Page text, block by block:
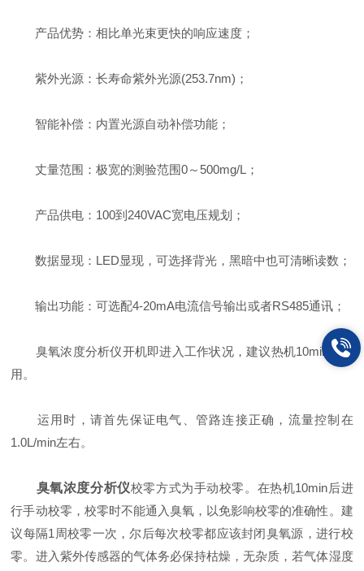
产品优势：相比单光束更快的响应速度；
紫外光源：长寿命紫外光源(253.7nm)；
智能补偿：内置光源自动补偿功能；
丈量范围：极宽的测验范围0～500mg/L；
产品供电：100到240VAC宽电压规划；
数据显现：LED显现，可选择背光，黑暗中也可清晰读数；
输出功能：可选配4-20mA电流信号输出或者RS485通讯；
臭氧浓度分析仪开机即进入工作状况，建议热机10min后运
用。
运用时，请首先保证电气、管路连接正确，流量控制在
1.0L/min左右。
臭氧浓度分析仪校零方式为手动校零。在热机10min后进
行手动校零，校零时不能通入臭氧，以免影响校零的准确性。建
议每隔1周校零一次，尔后每次校零都应该封闭臭氧源，进行校
零。进入紫外传感器的气体务必保持枯燥，无杂质，若气体湿度